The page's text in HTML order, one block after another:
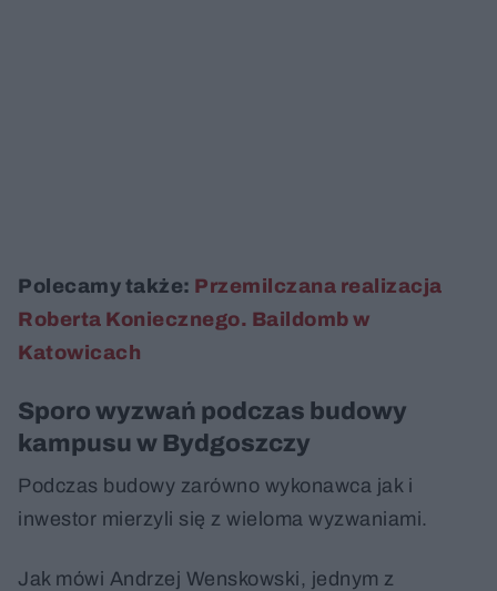
Polecamy także: Przemilczana realizacja
Roberta Koniecznego. Baildomb w
Katowicach
Sporo wyzwań podczas budowy
kampusu w Bydgoszczy
Podczas budowy zarówno wykonawca jak i
inwestor mierzyli się z wieloma wyzwaniami.
Jak mówi Andrzej Wenskowski, jednym z